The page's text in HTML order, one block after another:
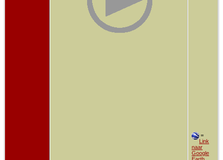
=
Link
naar
Google